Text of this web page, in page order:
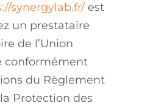
synergylab.fr/ est
un prestataire
de l’Union
conformément
du Règlement
Protection des